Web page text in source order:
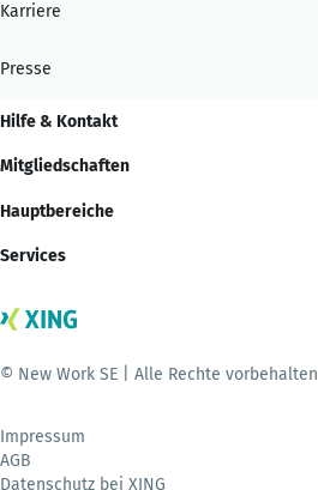
Karriere
Presse
Hilfe & Kontakt
Mitgliedschaften
Hauptbereiche
Services
© New Work SE | Alle Rechte vorbehalten
Impressum
AGB
Datenschutz bei XING